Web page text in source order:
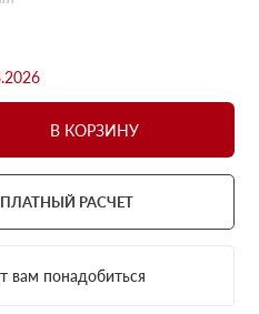
В КОРЗИНУ
РАСЧЕТ
вам понадобиться